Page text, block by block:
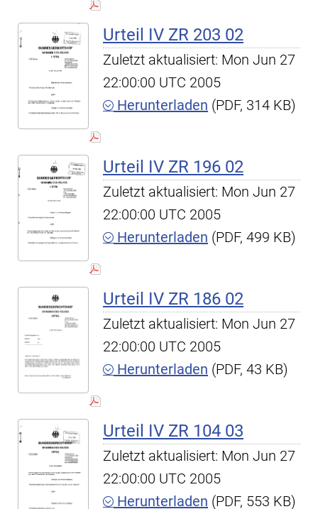
Urteil IV ZR 203 02
Zuletzt aktualisiert: Mon Jun 27
22:00:00 UTC 2005
Herunterladen (PDF, 314 KB)
Urteil IV ZR 196 02
Zuletzt aktualisiert: Mon Jun 27
22:00:00 UTC 2005
Herunterladen (PDF, 499 KB)
Urteil IV ZR 186 02
Zuletzt aktualisiert: Mon Jun 27
22:00:00 UTC 2005
Herunterladen (PDF, 43 KB)
Urteil IV ZR 104 03
Zuletzt aktualisiert: Mon Jun 27
22:00:00 UTC 2005
Herunterladen (PDF, 553 KB)